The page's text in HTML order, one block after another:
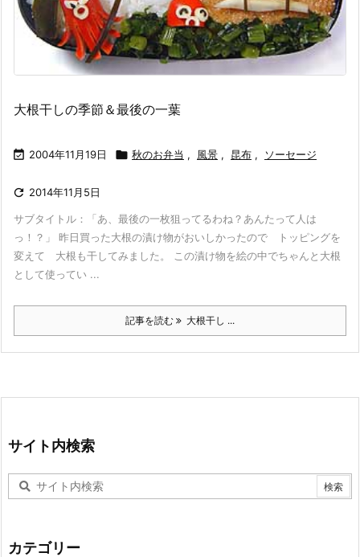
大根干しの季節＆最後の一葉
 2004年11月19日  秋のお弁当 , 風景 , 昆布 , ソーセージ
 2014年11月5日
サブタイトル：「あ、最後の一枚狙ってるわね？あんたって人は
っ！？」 昨日買った大根の漬け物がおいしかったので トッピングを
変えて 大根も干してみました。 この漬け物を絵の中でちゃんと大根
として使ってい ...
記事を読む 大根干し ...
サイト内検索
カテゴリー